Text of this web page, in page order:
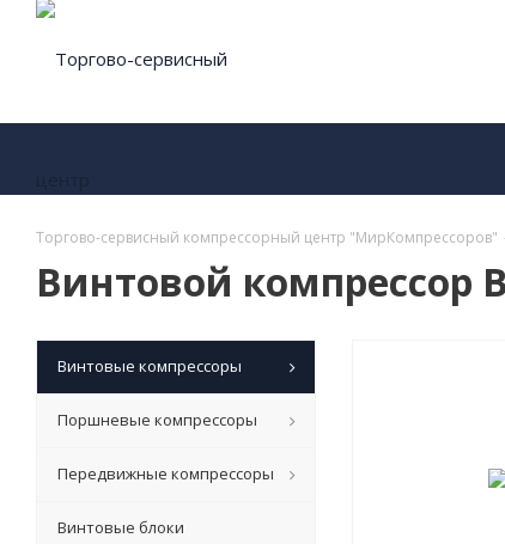
Торгово-сервисный компрессорный центр "МирКомпрессоров"
Винтовой компрессор
Винтовые компрессоры
Поршневые компрессоры
Передвижные компрессоры
Винтовые блоки